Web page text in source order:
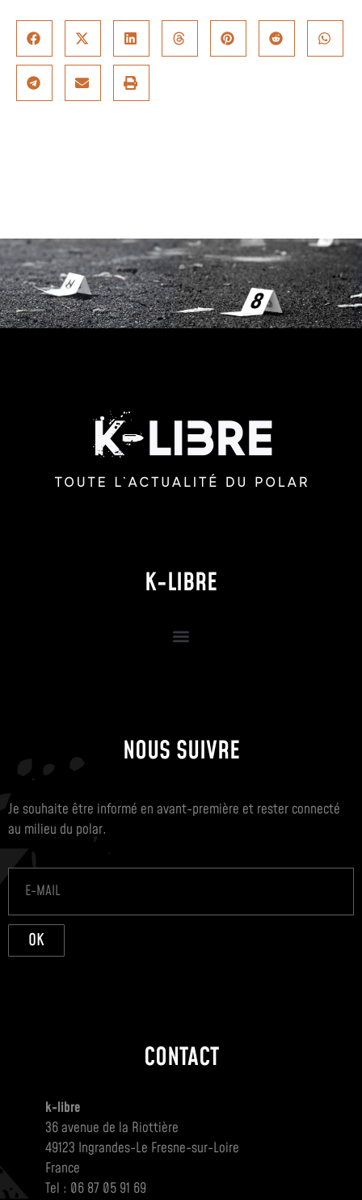
K-LIBRE
NOUS SUIVRE
Je souhaite être informé en avant-première et rester connecté
au milieu du polar.
OK
CONTACT
k-libre
36 avenue de la Riottière
49123 Ingrandes-Le Fresne-sur-Loire
France
Tel : 06 87 05 91 69